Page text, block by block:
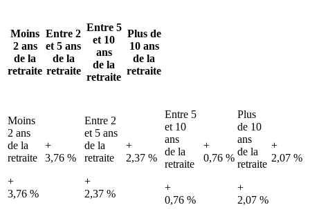
Moins
2 ans
de la
retraite
Entre 2
et 5 ans
de la
retraite
Entre 5
et 10
ans
de la
retraite
Plus de
10 ans
de la
retraite
Moins
2 ans
de la
retraite
+
3,76 %
+
3,76 %
Entre 2
et 5 ans
de la
retraite
+
2,37 %
+
2,37 %
Entre 5
et 10
ans
de la
retraite
+
0,76 %
+
0,76 %
Plus
de 10
ans
de la
retraite
+
2,07 %
+
2,07 %